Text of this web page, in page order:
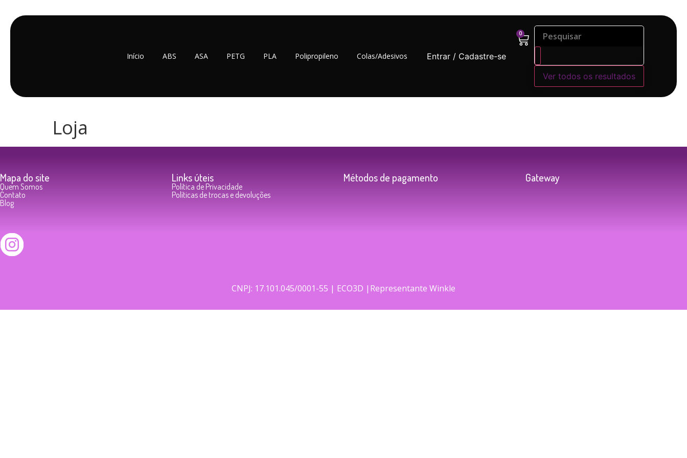
Início ABS ASA PETG PLA Polipropileno Colas/Adesivos Entrar / Cadastre-se
0
Ver todos os resultados
Loja
Mapa do site
Quem Somos
Contato
Blog
Links úteis
Política de Privacidade
Políticas de trocas e devoluções
Métodos de pagamento Gateway
CNPJ: 17.101.045/0001-55 | ECO3D |Representante Winkle